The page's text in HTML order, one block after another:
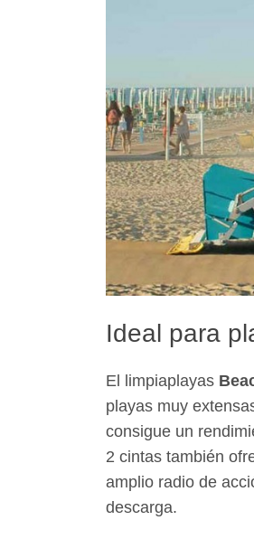
Ideal para
El limpiaplayas
playas muy
consigue un
2 cintas también
amplio radio de
descarga.